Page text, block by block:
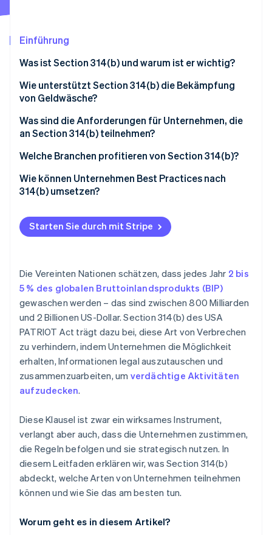
CO₂-Entnahme
Identity
Online-Identitätsprüfung
Stripe-Sessions 2026
Erfahren Sie, wie Stripe Lösungen für die
Jetzt ansehen
Einführung
Was ist Section 314(b) und warum ist er wichtig?
Wie unterstützt Section 314(b) die Bekämpfung
von Geldwäsche?
Was sind die Anforderungen für Unternehmen, die
an Section 314(b) teilnehmen?
Ein „Finanzinstitut“ im Sinne des Gesetzes
Registrierung bei FinCEN
Geldwäsche- und Terrorismusbekämpfung
Prüfen der Registrierung des anderen Instituts
Implementierung von Richtlinien und Verfahren
Welche Branchen profitieren von Section 314(b)?
Händler von Edelmetallen, Edelsteinen oder Juwelen
Krypto- und Blockchain-basierte Unternehmen
Wie können Unternehmen Best Practices nach
314(b) umsetzen?
Erneuern Sie den Status Ihrer Registrierung
Schützen Sie die Informationen
Schulen Sie Ihr Team in Bezug auf die zulässigen
Rechte nach Section 314(b)
Nutzen Sie das Instrument nur, wenn Sie müssen
Behandeln Sie Section 314(b) als Teil einer
umfassenderen Strategie zur
Geldwäscheprävention
Starten Sie durch mit Stripe
Die Vereinten Nationen schätzen, dass jedes Jahr 2 bis
5 % des globalen Bruttoinlandsprodukts (BIP)
gewaschen werden – das sind zwischen 800 Milliarden
und 2 Billionen US-Dollar. Section 314(b) des USA
PATRIOT Act trägt dazu bei, diese Art von Verbrechen
zu verhindern, indem Unternehmen die Möglichkeit
erhalten, Informationen legal auszutauschen und
zusammenzuarbeiten, um verdächtige Aktivitäten
aufzudecken.
Diese Klausel ist zwar ein wirksames Instrument,
verlangt aber auch, dass die Unternehmen zustimmen,
die Regeln befolgen und sie strategisch nutzen. In
diesem Leitfaden erklären wir, was Section 314(b)
abdeckt, welche Arten von Unternehmen teilnehmen
können und wie Sie das am besten tun.
Worum geht es in diesem Artikel?